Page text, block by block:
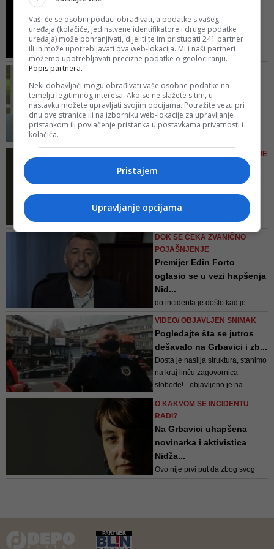
na milost ili nemilost današnje
policije
Snimanje policajaca dok
su na zadatku nije
nelegal...
Policijska brutalnost i vrijeđanje
postupak, a naročito laganje u
izvještaju ne idu u prilog policiji i
povjerenju građana u njen rad.,
smatra Damir Nikšić
Novinarka Nidžara
Ahmetašević puštena iz
pritvora,...
Iz MUP-a KS su naveli da će
propisanom roku biti pokrenut
prekršajni postupak zbog činjenja
prekršaja propisanih Zakonom o
prekršajima protiv javnog reda i
STIGLO ZVANIČNO POJAŠENJE
Iz MUP-a KS tvrde: Nije
Ahmeta...
Uprava policije MUP-a KS i
policijski službenici, kako se
dodaje, neće tolerisati
protivpravno ponašanje bilo kojeg
DOK SE ČEKA ZVANIČNO
POJAŠNJENJE
Premijer Edin Forto
oglasio se u vezi hapšenja
Nid...
do incidenta je došlo kad je
dužnosti, nakon čega su oni na to
reagovali
VIDEO/ OBJAVLJEN SNIMAK
Pogledajte šta se jutros
dešavalo na Grbavici i zb...
Dosta je nasilja struktura, stanimo
na kraj linču zagovornica
slobode! - objavljeno je na
O KAKVOM SE INCIDENTU
RADI?
Na Grbavici uhapšena
novinarka i aktivistica
Nidža...
Ovo nije prvi put da zbog svog
Defendersa
Vaši će se osobni podaci obrađivati, a podatke s vašeg
uređaja (kolačiće, jedinstvene identifikatore i druge podatke
uređaja) može pohranjivati, dijeliti te im pristupati 241 partner
ili ih može upotrebljavati ova web-lokacija. Mi i naši partneri
možemo upotrebljavati precizne podatke o geolociranju.
Popis partnera.
Neki dobavljači mogu obrađivati vaše osobne podatke na
temelju legitimnog interesa. Ako se ne slažete s tim, u
nastavku možete upravljati svojim opcijama. Potražite vezu pri
dnu ove stranice ili na izborniku web-lokacije za upravljanje
pristankom ili povlačenje pristanka u postavkama privatnosti i
kolačića.
Pristajem
Upravljanje opcijama